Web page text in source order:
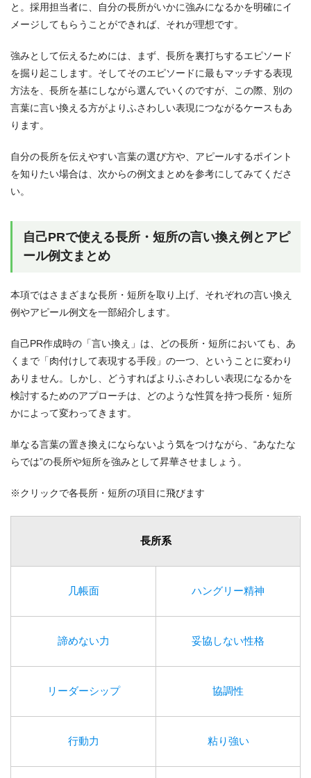
と。採用担当者に、自分の長所がいかに強みになるかを明確にイ
メージしてもらうことができれば、それが理想です。
強みとして伝えるためには、まず、長所を裏打ちするエピソード
を掘り起こします。そしてそのエピソードに最もマッチする表現
方法を、長所を基にしながら選んでいくのですが、この際、別の
言葉に言い換える方がよりふさわしい表現につながるケースもあ
ります。
自分の長所を伝えやすい言葉の選び方や、アピールするポイント
を知りたい場合は、次からの例文まとめを参考にしてみてくださ
い。
自己PRで使える長所・短所の言い換え例とアピ
ール例文まとめ
本項ではさまざまな長所・短所を取り上げ、それぞれの言い換え
例やアピール例文を一部紹介します。
自己PR作成時の「言い換え」は、どの長所・短所においても、あ
くまで「肉付けして表現する手段」の一つ、ということに変わり
ありません。しかし、どうすればよりふさわしい表現になるかを
検討するためのアプローチは、どのような性質を持つ長所・短所
かによって変わってきます。
単なる言葉の置き換えにならないよう気をつけながら、“あなたな
らでは”の長所や短所を強みとして昇華させましょう。
※クリックで各長所・短所の項目に飛びます
長所系
几帳面 ハングリー精神
諦めない力 妥協しない性格
リーダーシップ 協調性
行動力 粘り強い